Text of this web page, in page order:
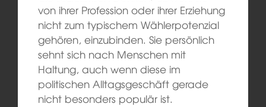
von ihrer Profession oder ihrer Erziehung
nicht zum typischem Wählerpotenzial
gehören, einzubinden. Sie persönlich
sehnt sich nach Menschen mit
Haltung, auch wenn diese im
politischen Alltagsgeschäft gerade
nicht besonders populär ist.